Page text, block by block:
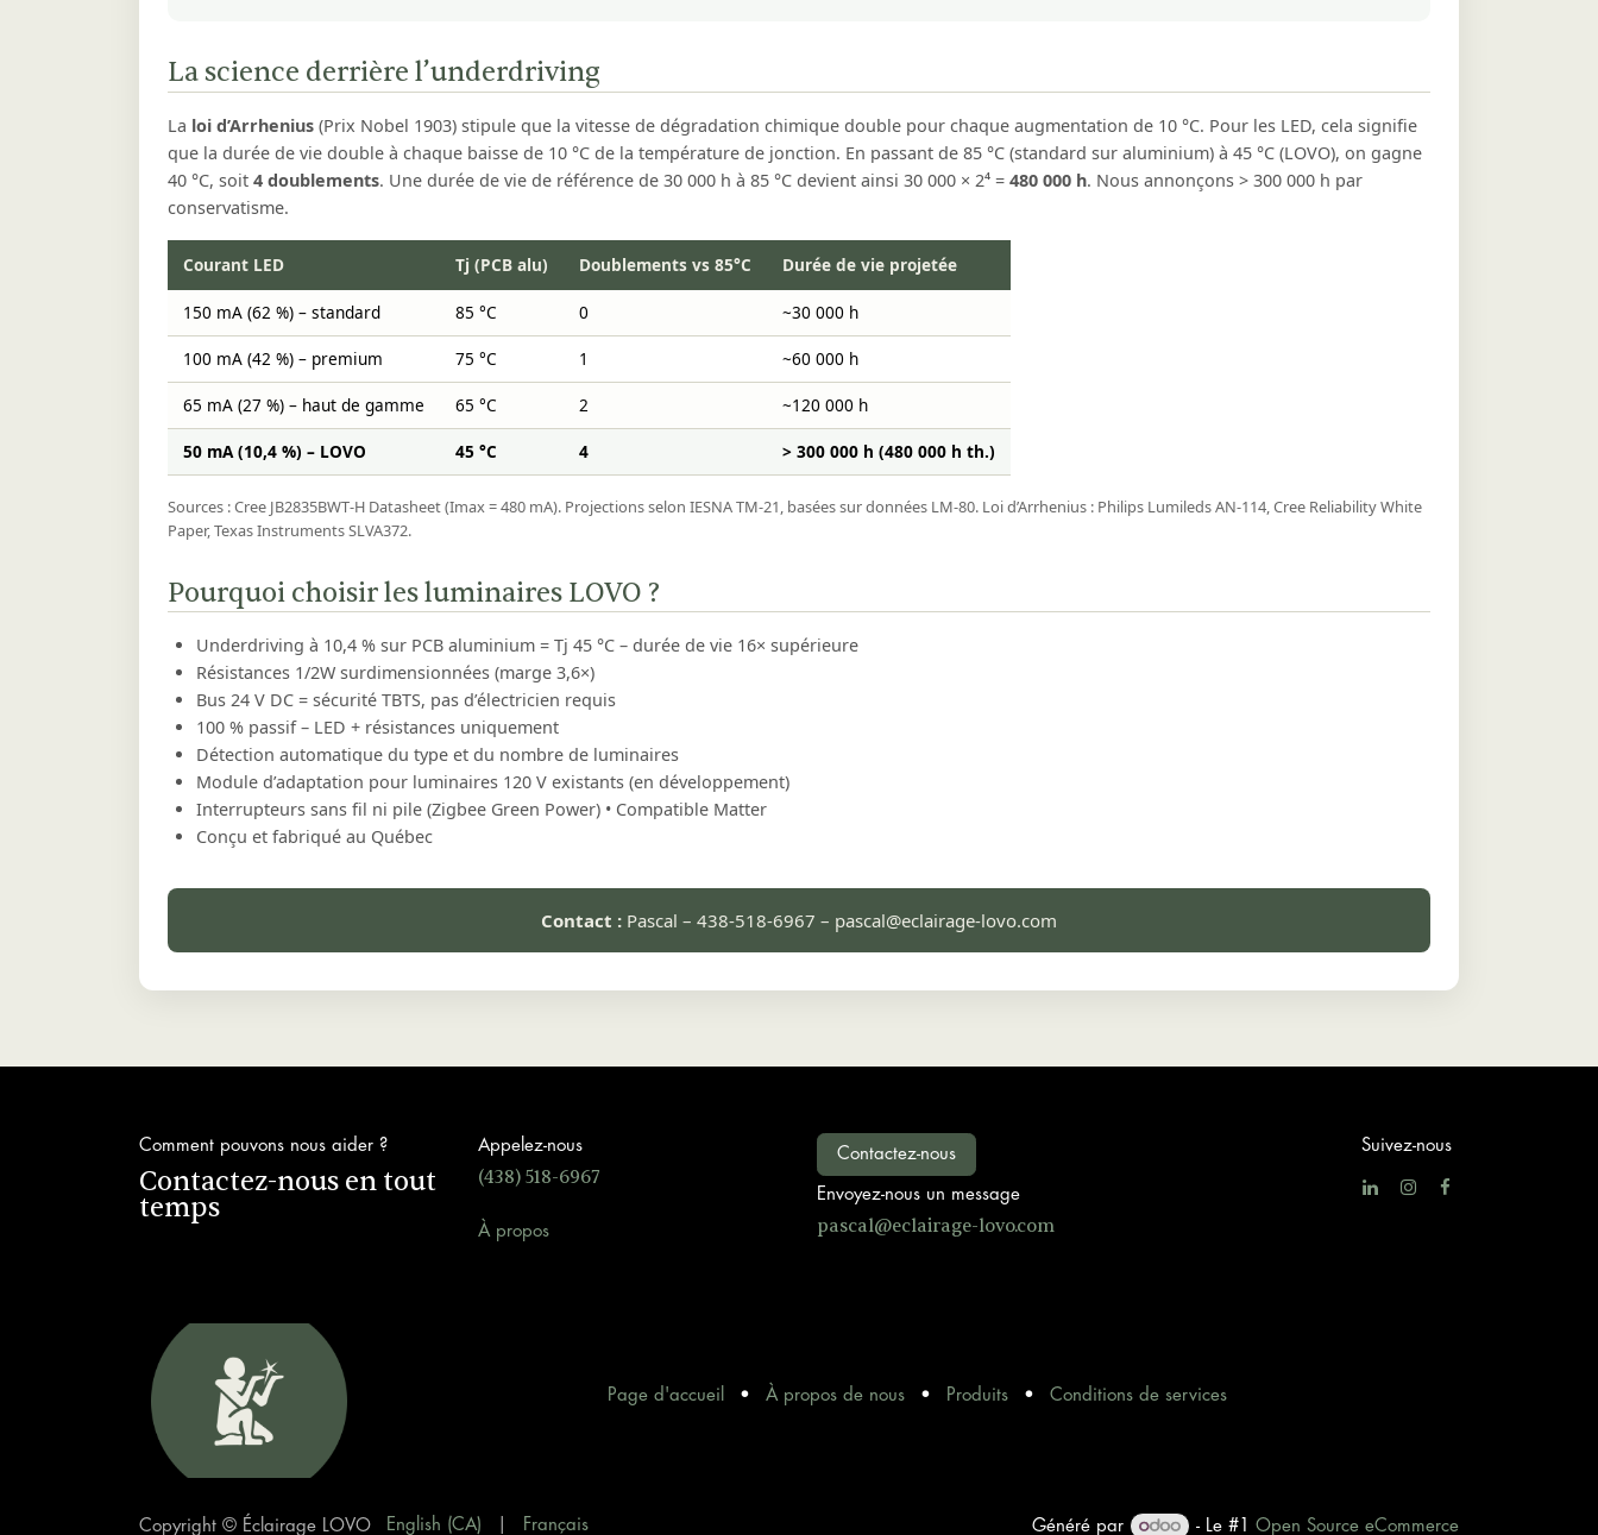
La science derrière l’underdriving
La loi d’Arrhenius (Prix Nobel 1903) stipule que la vitesse de dégradation chimique double pour chaque augmentation de 10 °C. Pour les LED, cela signifie
que la durée de vie double à chaque baisse de 10 °C de la température de jonction. En passant de 85 °C (standard sur aluminium) à 45 °C (LOVO), on gagne
40 °C, soit 4 doublements. Une durée de vie de référence de 30 000 h à 85 °C devient ainsi 30 000 × 2⁴ = 480 000 h. Nous annonçons > 300 000 h par
conservatisme.
Courant LED Tj (PCB alu) Doublements vs 85°C Durée de vie projetée
150 mA (62 %) – standard 85 °C 0 ~30 000 h
100 mA (42 %) – premium 75 °C 1 ~60 000 h
65 mA (27 %) – haut de gamme 65 °C 2 ~120 000 h
50 mA (10,4 %) – LOVO 45 °C 4 > 300 000 h (480 000 h th.)
Sources : Cree JB2835BWT‑H Datasheet (Imax = 480 mA). Projections selon IESNA TM‑21, basées sur données LM‑80. Loi d’Arrhenius : Philips Lumileds AN‑114, Cree Reliability White
Paper, Texas Instruments SLVA372.
Pourquoi choisir les luminaires LOVO ?
Underdriving à 10,4 % sur PCB aluminium = Tj 45 °C – durée de vie 16× supérieure
Résistances 1/2W surdimensionnées (marge 3,6×)
Bus 24 V DC = sécurité TBTS, pas d’électricien requis
100 % passif – LED + résistances uniquement
Détection automatique du type et du nombre de luminaires
Module d’adaptation pour luminaires 120 V existants (en développement)
Interrupteurs sans fil ni pile (Zigbee Green Power) • Compatible Matter
Conçu et fabriqué au Québec
Contact : Pascal – 438-518-6967 – pascal@eclairage-lovo.com
Comment pouvons nous aider ?
Contactez-nous en tout
temps
Appelez-nous
(438) 518-6967
À propos
Contactez-nous
Envoyez-nous un message
pascal@eclairage-lovo.com
Suivez-nous
Page d'accueil • À propos de nous • Produits • Conditions de services
Copyright © Éclairage LOVO English (CA) Français Généré par - Le #1 Open Source eCommerce